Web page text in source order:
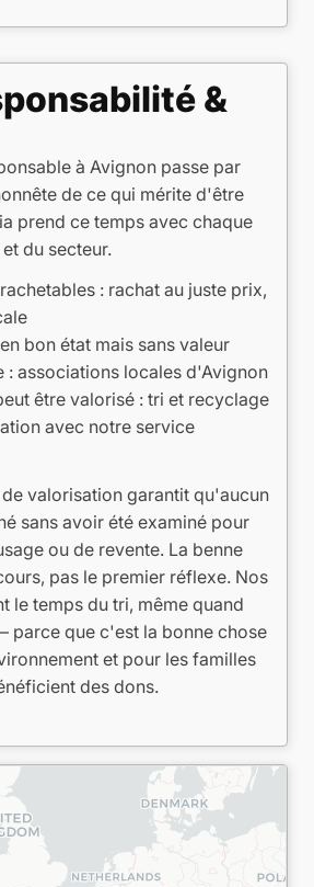
&
à Avignon passe par
de ce qui mérite d'être
prend ce temps avec chaque
du secteur.
: rachat au juste prix,
bon état mais sans valeur
: associations locales d'Avignon
être valorisé : tri et recyclage
avec notre service
valorisation garantit qu'aucun
sans avoir été examiné pour
ou de revente. La benne
pas le premier réflexe. Nos
le temps du tri, même quand
parce que c'est la bonne chose
et pour les familles
des dons.